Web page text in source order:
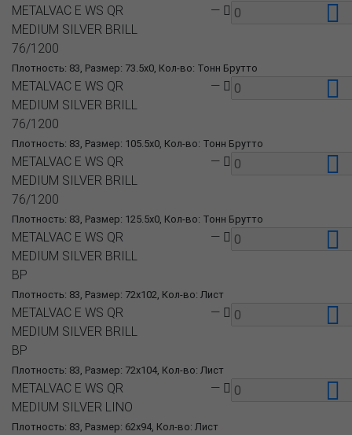
Плотность: 83, Размер: 73.5x0, Кол-во: Тонн Брутто
METALVAC E WS QR
MEDIUM SILVER BRILL
76/1200
—
Плотность: 83, Размер: 105.5x0, Кол-во: Тонн Брутто
METALVAC E WS QR
MEDIUM SILVER BRILL
76/1200
—
Плотность: 83, Размер: 125.5x0, Кол-во: Тонн Брутто
METALVAC E WS QR
MEDIUM SILVER BRILL
76/1200
—
Плотность: 83, Размер: 72x102, Кол-во: Лист
METALVAC E WS QR
MEDIUM SILVER BRILL
BP
—
Плотность: 83, Размер: 72x104, Кол-во: Лист
METALVAC E WS QR
MEDIUM SILVER BRILL
BP
—
Плотность: 83, Размер: 62x94, Кол-во: Лист
METALVAC E WS QR
MEDIUM SILVER LINO
—